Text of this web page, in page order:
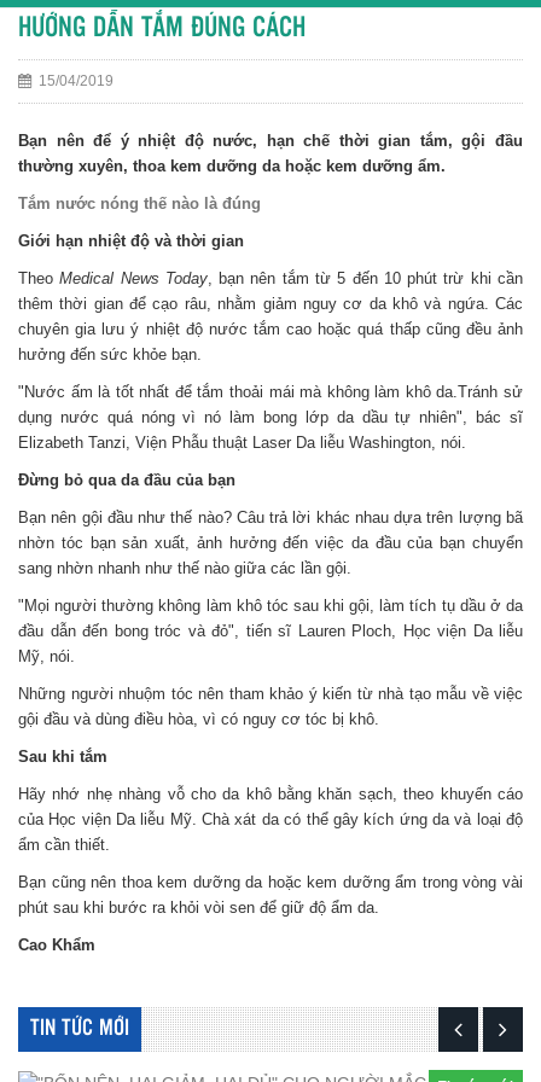
HƯỚNG DẪN TẮM ĐÚNG CÁCH
15/04/2019
Bạn nên để ý nhiệt độ nước, hạn chế thời gian tắm, gội đầu
thường xuyên, thoa kem dưỡng da hoặc kem dưỡng ẩm.
Tắm nước nóng thế nào là đúng
Giới hạn nhiệt độ và thời gian
TheoMedical News Today, bạn nên tắm từ 5 đến 10 phút trừ khi cần
thêm thời gian để cạo râu, nhằm giảm nguy cơ da khô và ngứa. Các
chuyên gia lưu ý nhiệt độ nước tắm cao hoặc quá thấp cũng đều ảnh
hưởng đến sức khỏe bạn.
"Nước ấm là tốt nhất để tắm thoải mái mà không làm khô da.Tránh sử
dụng nước quá nóng vì nó làm bong lớp da dầu tự nhiên", bác sĩ
Elizabeth Tanzi, Viện Phẫu thuật Laser Da liễu Washington, nói.
Đừng bỏ qua da đầu của bạn
Bạn nên gội đầu như thế nào? Câu trả lời khác nhau dựa trên lượng bã
nhờn tóc bạn sản xuất, ảnh hưởng đến việc da đầu của bạn chuyển
sang nhờn nhanh như thế nào giữa các lần gội.
"Mọi người thường không làm khô tóc sau khi gội, làm tích tụ dầu ở da
đầu dẫn đến bong tróc và đỏ", tiến sĩ Lauren Ploch, Học viện Da liễu
Mỹ, nói.
Những người nhuộm tóc nên tham khảo ý kiến từ nhà tạo mẫu về việc
gội đầu và dùng điều hòa, vì có nguy cơ tóc bị khô.
Sau khi tắm
Hãy nhớ nhẹ nhàng vỗ cho da khô bằng khăn sạch, theo khuyến cáo
của Học viện Da liễu Mỹ. Chà xát da có thể gây kích ứng da và loại độ
ẩm cần thiết.
Bạn cũng nên thoa kem dưỡng da hoặc kem dưỡng ẩm trong vòng vài
phút sau khi bước ra khỏi vòi sen để giữ độ ẩm da.
Cao Khẩm
TIN TỨC MỚI